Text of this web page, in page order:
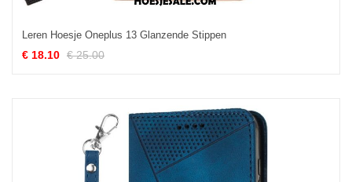
Leren Hoesje Oneplus 13 Glanzende Stippen
€ 18.10 € 25.00